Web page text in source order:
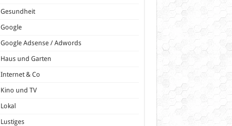
Gesundheit
Google
Google Adsense / Adwords
Haus und Garten
Internet & Co
Kino und TV
Lokal
Lustiges